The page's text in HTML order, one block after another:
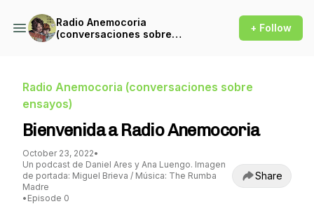
Radio Anemocoria
(conversaciones sobre
+ Follow
Radio Anemocoria (conversaciones sobre
ensayos)
Bienvenida a Radio Anemocoria
October 23, 2022•
Un podcast de Daniel Ares y Ana Luengo. Imagen
de portada: Miguel Brieva / Música: The Rumba
Madre
• Episode 0
Share